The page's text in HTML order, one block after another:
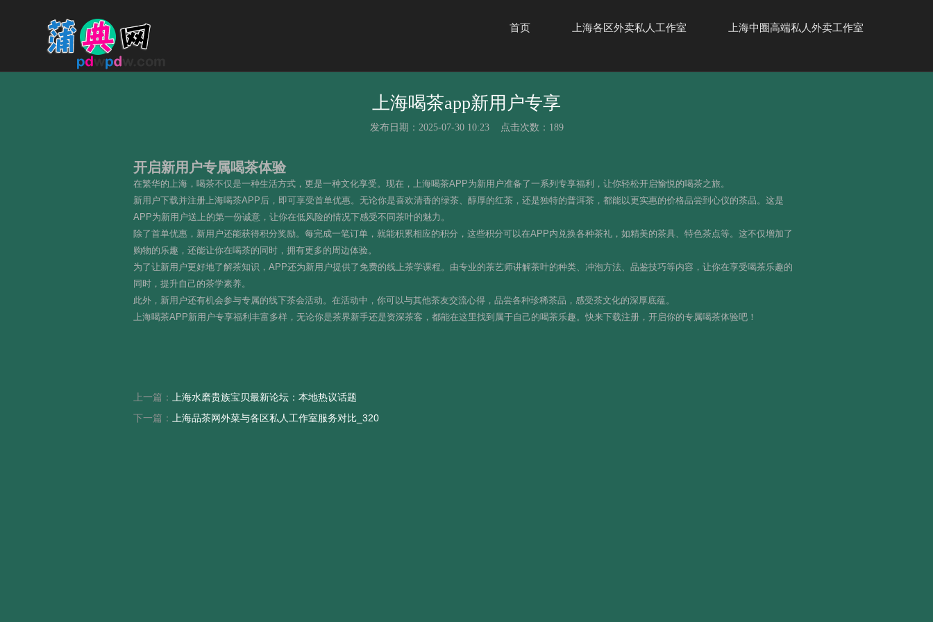
首页 上海各区外卖私人工作室 上海中圈高端私人外卖工作室
上海喝茶app新用户专享
发布日期：2025-07-30 10:23 点击次数：189
开启新用户专属喝茶体验
在繁华的上海，喝茶不仅是一种生活方式，更是一种文化享受。现在，上海喝茶APP为新用户准备了一系列专享福利，让你轻松开启愉悦的喝茶之旅。
新用户下载并注册上海喝茶APP后，即可享受首单优惠。无论你是喜欢清香的绿茶、醇厚的红茶，还是独特的普洱茶，都能以更实惠的价格品尝到心仪的茶品。这是
APP为新用户送上的第一份诚意，让你在低风险的情况下感受不同茶叶的魅力。
除了首单优惠，新用户还能获得积分奖励。每完成一笔订单，就能积累相应的积分，这些积分可以在APP内兑换各种茶礼，如精美的茶具、特色茶点等。这不仅增加了
购物的乐趣，还能让你在喝茶的同时，拥有更多的周边体验。
为了让新用户更好地了解茶知识，APP还为新用户提供了免费的线上茶学课程。由专业的茶艺师讲解茶叶的种类、冲泡方法、品鉴技巧等内容，让你在享受喝茶乐趣的
同时，提升自己的茶学素养。
此外，新用户还有机会参与专属的线下茶会活动。在活动中，你可以与其他茶友交流心得，品尝各种珍稀茶品，感受茶文化的深厚底蕴。
上海喝茶APP新用户专享福利丰富多样，无论你是茶界新手还是资深茶客，都能在这里找到属于自己的喝茶乐趣。快来下载注册，开启你的专属喝茶体验吧！
上一篇：
上海水磨贵族宝贝最新论坛：本地热议话题
下一篇：
上海品茶网外菜与各区私人工作室服务对比_320